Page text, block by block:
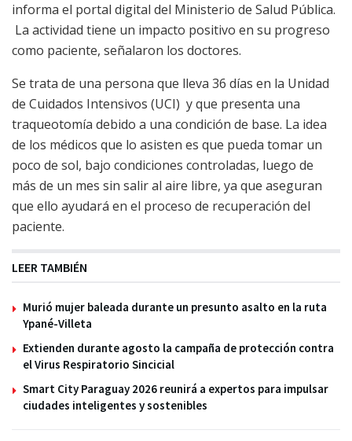
informa el portal digital del Ministerio de Salud Pública.
La actividad tiene un impacto positivo en su progreso
como paciente, señalaron los doctores.
Se trata de una persona que lleva 36 días en la Unidad
de Cuidados Intensivos (UCI) y que presenta una
traqueotomía debido a una condición de base. La idea
de los médicos que lo asisten es que pueda tomar un
poco de sol, bajo condiciones controladas, luego de
más de un mes sin salir al aire libre, ya que aseguran
que ello ayudará en el proceso de recuperación del
paciente.
LEER TAMBIÉN
Murió mujer baleada durante un presunto asalto en la ruta
Ypané-Villeta
Extienden durante agosto la campaña de protección contra
el Virus Respiratorio Sincicial
Smart City Paraguay 2026 reunirá a expertos para impulsar
ciudades inteligentes y sostenibles